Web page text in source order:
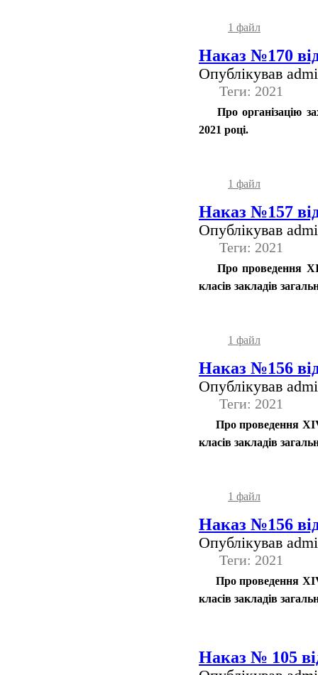
1 файл
Наказ №170
Опублікував
Теги: 2021
Про організацію
2021 році.
1 файл
Наказ №157
Опублікував
Теги: 2021
Про проведення
класів закладів
1 файл
Наказ №156
Опублікував
Теги: 2021
Про проведення
класів закладів
1 файл
Наказ №156
Опублікував
Теги: 2021
Про проведення
класів закладів
Наказ № 105